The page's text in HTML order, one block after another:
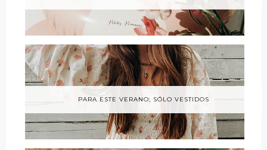
PARA ESTE VERANO; SÓLO VESTIDOS